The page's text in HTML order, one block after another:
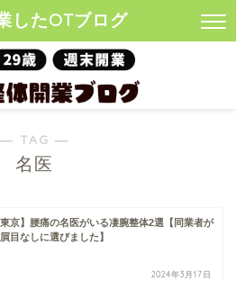
したOTブログ
― TAG ―
名医
東京】腰痛の名医がいる凄腕整体2選【同業者が
目なしに選びました】
2024年3月17日